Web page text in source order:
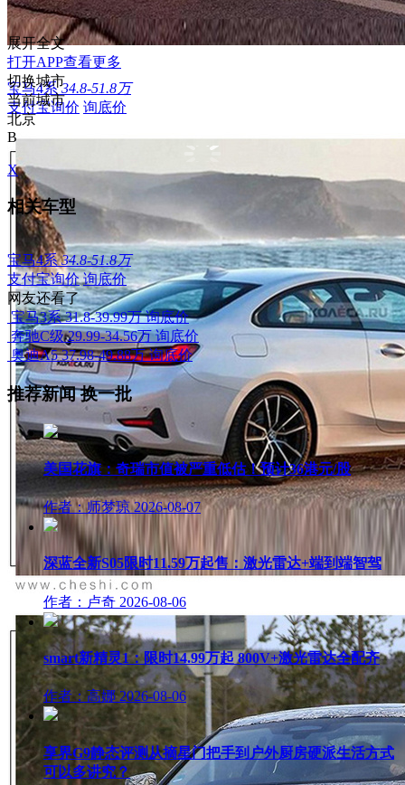
宝马4系 34.8-51.8万
支付宝询价 询底价
展开全文
打开APP查看更多
切换城市
当前城市
北京
B
X
相关车型
宝马4系 34.8-51.8万
支付宝询价 询底价
网友还看了
宝马3系 31.8-39.99万 询底价
奔驰C级 29.99-34.56万 询底价
奥迪A5 37.98-49.88万 询底价
推荐新闻换一批
美国花旗：奇瑞市值被严重低估！预计36港元/股
作者：师梦琼 2026-08-07
深蓝全新S05限时11.59万起售：激光雷达+端到端智驾
作者：卢奇 2026-08-06
smart新精灵1：限时14.99万起 800V+激光雷达全配齐
作者：高娜 2026-08-06
享界G9静态评测从摘星门把手到户外厨房硬派生活方式
可以多讲究？